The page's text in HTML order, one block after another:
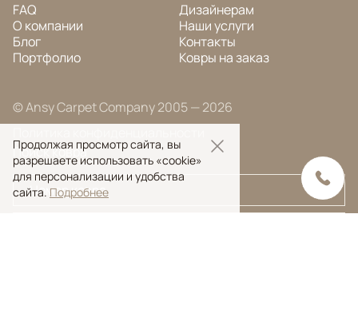
FAQ
О компании
Блог
Портфолио
Дизайнерам
Наши услуги
Контакты
Ковры на заказ
© Ansy Carpet Company 2005 — 2026
Поиск ковра
Продолжая просмотр сайта, вы
разрешаете использовать «cookie»
для персонализации и удобства
сайта. Подробнее